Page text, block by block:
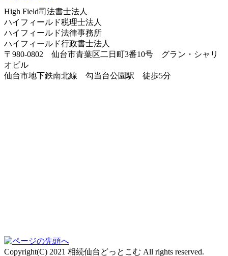
High Field司法書士法人
ハイフィールド税理士法人
ハイフィールド法律事務所
ハイフィールド行政書士法人
〒980-0802 仙台市青葉区二日町3番10号 グラン・シャリ
オビル
仙台市地下鉄南北線 勾当台公園駅 徒歩5分
Copyright(C) 2021 相続仙台どっとこむ All rights reserved.